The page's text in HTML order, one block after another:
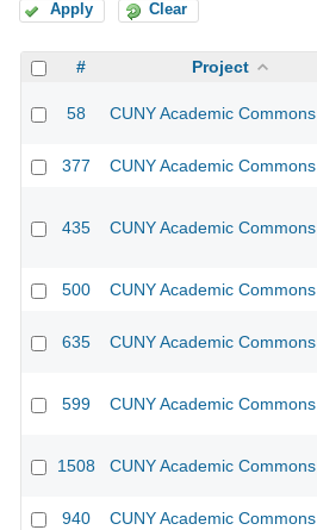
Apply Clear
# Project
58 CUNY Academic Commons
377 CUNY Academic Commons
435 CUNY Academic Commons
500 CUNY Academic Commons
635 CUNY Academic Commons
599 CUNY Academic Commons
1508 CUNY Academic Commons
940 CUNY Academic Commons